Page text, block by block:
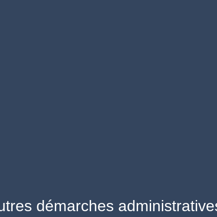
démarches